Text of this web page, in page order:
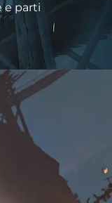
e parti